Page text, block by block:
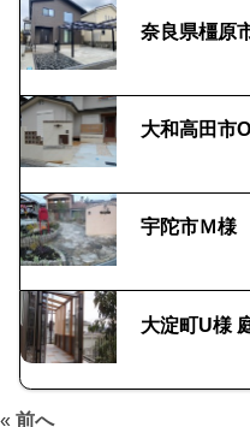
奈良県橿
大和高田市
宇陀市Ｍ様
大淀町U様
« 前へ